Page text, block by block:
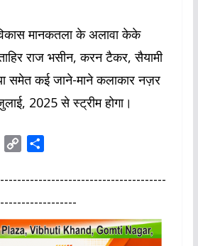
मानकतला के अलावा केके
राज भसीन, करन टैकर, सैयामी
समेत कई जाने-माने कलाकार नज़र
2025 से स्ट्रीम होगा।
p
i
a